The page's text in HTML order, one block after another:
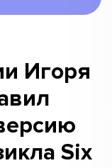
Игоря
Six